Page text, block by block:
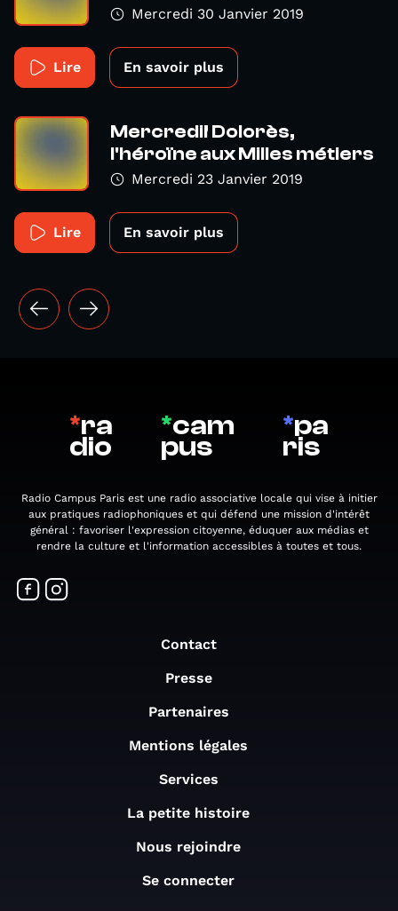
Mercredi 30 Janvier 2019
Lire En savoir plus
Mercredi! Dolorès,
l'héroïne aux Milles métiers
Mercredi 23 Janvier 2019
Lire En savoir plus
*ra
dio
*cam
pus
*pa
ris
Radio Campus Paris est une radio associative locale qui vise à initier
aux pratiques radiophoniques et qui défend une mission d'intérêt
général : favoriser l'expression citoyenne, éduquer aux médias et
rendre la culture et l'information accessibles à toutes et tous.
Contact
Presse
Partenaires
Mentions légales
Services
La petite histoire
Nous rejoindre
Se connecter